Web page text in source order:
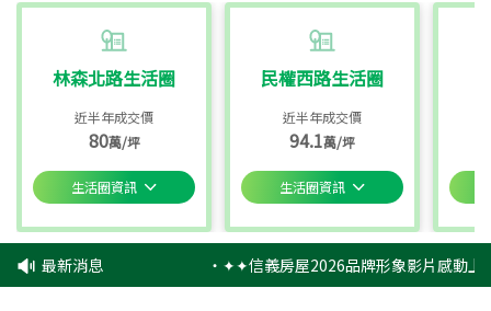
林森北路生活圈
近半年成交價
80萬/坪
生活圈資訊
民權西路生活圈
近半年成交價
94.1萬/坪
生活圈資訊
最新消息 ‧✦✦信義房屋2026品牌形象影片感動上